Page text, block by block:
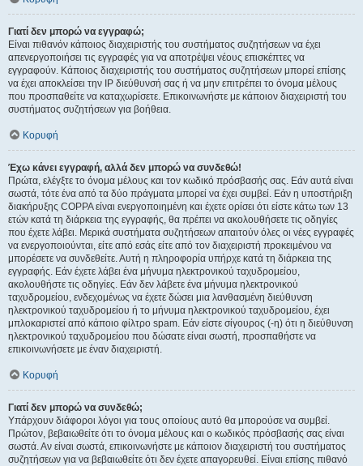
Γιατί δεν μπορώ να εγγραφώ;
Είναι πιθανόν κάποιος διαχειριστής του συστήματος συζητήσεων να έχει
απενεργοποιήσει τις εγγραφές για να αποτρέψει νέους επισκέπτες να
εγγραφούν. Κάποιος διαχειριστής του συστήματος συζητήσεων μπορεί επίσης
να έχει αποκλείσει την IP διεύθυνσή σας ή να μην επιτρέπει το όνομα μέλους
που προσπαθείτε να καταχωρίσετε. Επικοινωνήστε με κάποιον διαχειριστή του
συστήματος συζητήσεων για βοήθεια.
Κορυφή
Έχω κάνει εγγραφή, αλλά δεν μπορώ να συνδεθώ!
Πρώτα, ελέγξτε το όνομα μέλους και τον κωδικό πρόσβασής σας. Εάν αυτά είναι
σωστά, τότε ένα από τα δύο πράγματα μπορεί να έχει συμβεί. Εάν η υποστήριξη
διακήρυξης COPPA είναι ενεργοποιημένη και έχετε ορίσει ότι είστε κάτω των 13
ετών κατά τη διάρκεια της εγγραφής, θα πρέπει να ακολουθήσετε τις οδηγίες
που έχετε λάβει. Μερικά συστήματα συζητήσεων απαιτούν όλες οι νέες εγγραφές
να ενεργοποιούνται, είτε από εσάς είτε από τον διαχειριστή προκειμένου να
μπορέσετε να συνδεθείτε. Αυτή η πληροφορία υπήρχε κατά τη διάρκεια της
εγγραφής. Εάν έχετε λάβει ένα μήνυμα ηλεκτρονικού ταχυδρομείου,
ακολουθήστε τις οδηγίες. Εάν δεν λάβετε ένα μήνυμα ηλεκτρονικού
ταχυδρομείου, ενδεχομένως να έχετε δώσει μια λανθασμένη διεύθυνση
ηλεκτρονικού ταχυδρομείου ή το μήνυμα ηλεκτρονικού ταχυδρομείου, έχει
μπλοκαριστεί από κάποιο φίλτρο spam. Εάν είστε σίγουρος (-η) ότι η διεύθυνση
ηλεκτρονικού ταχυδρομείου που δώσατε είναι σωστή, προσπαθήστε να
επικοινωνήσετε με έναν διαχειριστή.
Κορυφή
Γιατί δεν μπορώ να συνδεθώ;
Υπάρχουν διάφοροι λόγοι για τους οποίους αυτό θα μπορούσε να συμβεί.
Πρώτον, βεβαιωθείτε ότι το όνομα μέλους και ο κωδικός πρόσβασής σας είναι
σωστά. Αν είναι σωστά, επικοινωνήστε με κάποιον διαχειριστή του συστήματος
συζητήσεων για να βεβαιωθείτε ότι δεν έχετε απαγορευθεί. Είναι επίσης πιθανό